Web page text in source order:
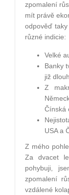
zpomalení
mít právě
odpověď
různé indicie:
Velké
Banky
již
Z
Čínská
USA a
Z mého
Za dvacet
pohybuji,
zpomalení
vzdálené